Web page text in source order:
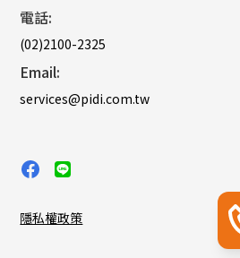
電話:
(02)2100-2325
Email:
services@pidi.com.tw
隱私權政策